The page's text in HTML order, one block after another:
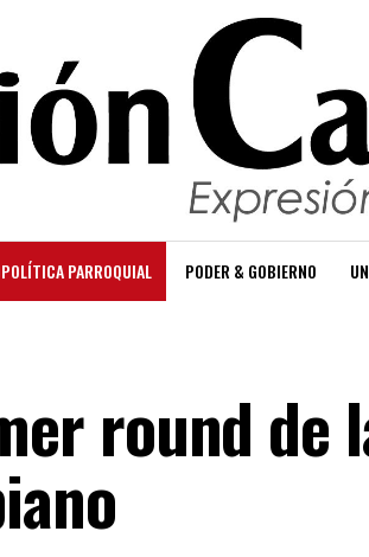
PARROQUIAL PODER & GOBIERNO
round de